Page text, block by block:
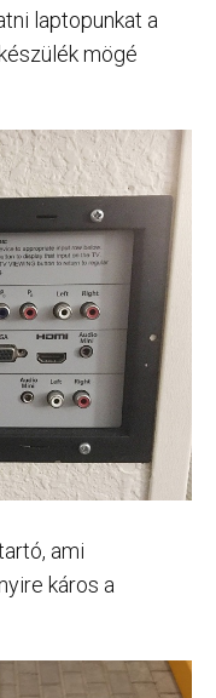
laptopunkat a
mögé
ami
káros a